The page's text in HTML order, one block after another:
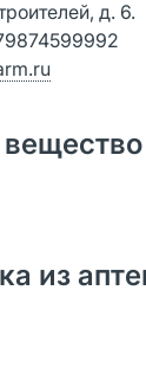
д. 6.
из